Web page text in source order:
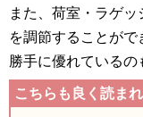
また、荷室・ラゲ
を調節することが
勝手に優れているの